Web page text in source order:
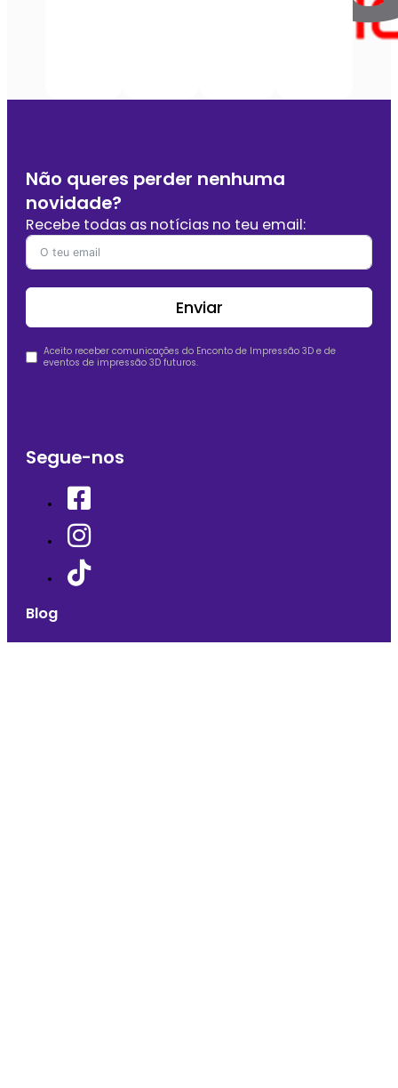
Não queres perder nenhuma
novidade?
Recebe todas as notícias no teu email:
Enviar
Aceito receber comunicações do Enconto de Impressão 3D e de
eventos de impressão 3D futuros.
Segue-nos
Blog